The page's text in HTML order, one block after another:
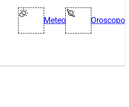
Meteo Oroscopo